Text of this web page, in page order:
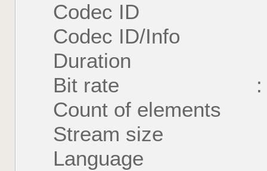
Codec ID :
Codec ID/Info :
Duration : 57
Bit rate : 24
Count of
Stream size :
Language :